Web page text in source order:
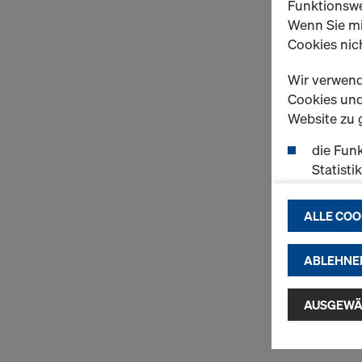
Wenn Sie
Cookies
Wir
Cookies
Website zu
die
Indem Sie
ALLE